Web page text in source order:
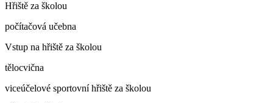
Hřiště za školou
počítačová učebna
Vstup na hřiště za školou
tělocvična
viceúčelové sportovní hřiště za školou